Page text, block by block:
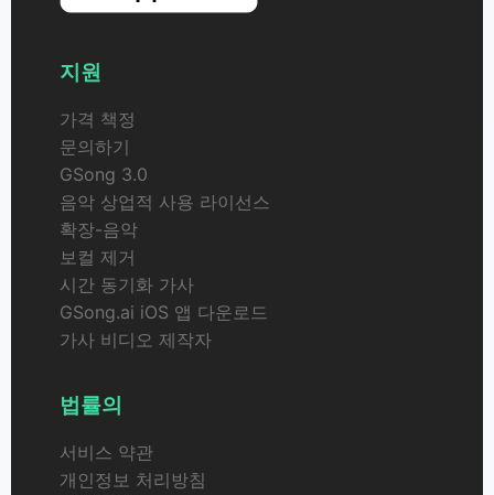
지원
가격 책정
문의하기
GSong 3.0
음악 상업적 사용 라이선스
확장-음악
보컬 제거
시간 동기화 가사
GSong.ai iOS 앱 다운로드
가사 비디오 제작자
법률의
서비스 약관
개인정보 처리방침